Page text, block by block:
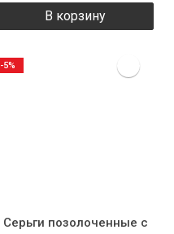
В корзину
Серьги позолоченные с
-5%